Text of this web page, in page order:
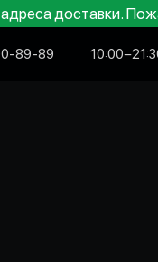
доставки.
89-89